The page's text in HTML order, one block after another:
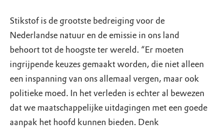
Stikstof is de grootste bedreiging voor de
Nederlandse natuur en de emissie in ons land
behoort tot de hoogste ter wereld. “Er moeten
ingrijpende keuzes gemaakt worden, die niet alleen
een inspanning van ons allemaal vergen, maar ook
politieke moed. In het verleden is echter al bewezen
dat we maatschappelijke uitdagingen met een goede
aanpak het hoofd kunnen bieden. Denk